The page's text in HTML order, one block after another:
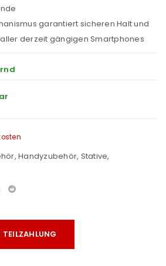
garantiert sicheren Halt und
derzeit gängigen Smartphones
, Handyzubehör, Stative,